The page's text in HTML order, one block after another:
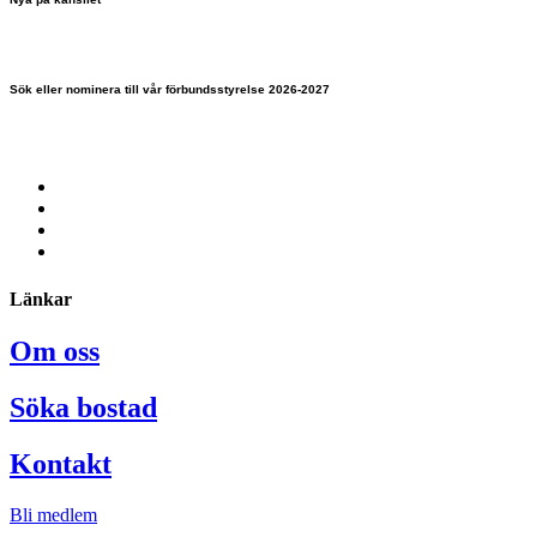
Sök eller nominera till vår förbundsstyrelse 2026-2027
Länkar
Om oss
Söka bostad
Kontakt
Bli medlem